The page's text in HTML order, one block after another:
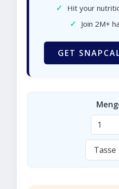
✓ Hit your
✓ Join 2M+
GET